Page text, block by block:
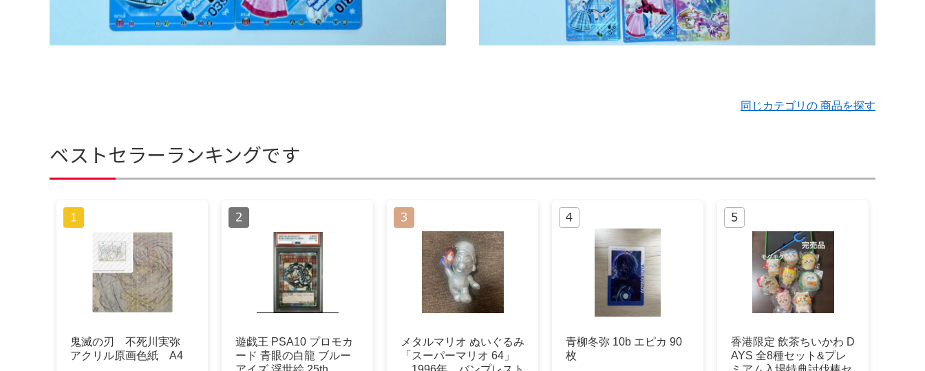
同じカテゴリの 商品を探す
ベストセラーランキングです
鬼滅の刃 不死川実弥
アクリル原画色紙 A4
遊戯王 PSA10 プロモカ
ード 青眼の白龍 ブルー
メタルマリオ ぬいぐるみ
「スーパーマリオ 64」
青柳冬弥 10b エピカ 90
枚
香港限定 飲茶ちいかわ D
AYS 全8種セット&プレ